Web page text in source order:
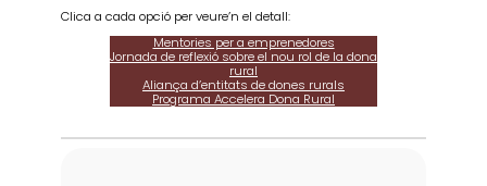
Clica a cada opció per veure’n el detall:
Mentories per a emprenedores
Jornada de reflexió sobre el nou rol de la dona
rural
Aliança d’entitats de dones rurals
Programa Accelera Dona Rural